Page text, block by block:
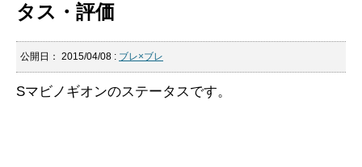
タス・評価
公開日： 2015/04/08 : ブレ×ブレ
Sマビノギオンのステータスです。